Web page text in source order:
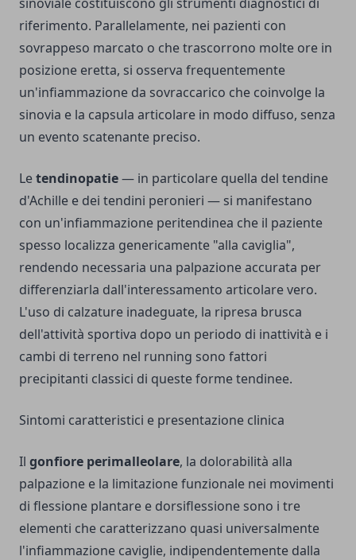
riferimento. Parallelamente, nei pazienti con
sovrappeso marcato o che trascorrono molte ore in
posizione eretta, si osserva frequentemente
un'infiammazione da sovraccarico che coinvolge la
sinovia e la capsula articolare in modo diffuso, senza
un evento scatenante preciso.
Letendinopatie— in particolare quella del tendine
d'Achille e dei tendini peronieri — si manifestano
con un'infiammazione peritendinea che il paziente
spesso localizza genericamente "alla caviglia",
rendendo necessaria una palpazione accurata per
differenziarla dall'interessamento articolare vero.
L'uso di calzature inadeguate, la ripresa brusca
dell'attività sportiva dopo un periodo di inattività e i
cambi di terreno nel running sono fattori
precipitanti classici di queste forme tendinee.
Sintomi caratteristici e presentazione clinica
Il gonfiore perimalleolare, la dolorabilità alla
palpazione e la limitazione funzionale nei movimenti
di flessione plantare e dorsiflessione sono i tre
elementi che caratterizzano quasi universalmente
l'infiammazione caviglie, indipendentemente dalla